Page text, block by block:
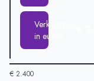
Verkoopprijs
in euro's
€ 2.400